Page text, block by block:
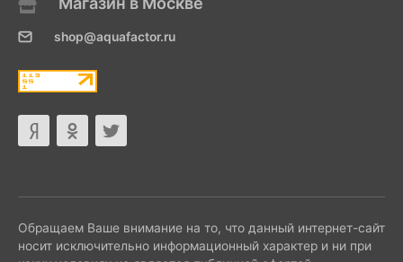
shop@aquafactor.ru
Обращаем Ваше внимание на то, что данный интернет-сайт
носит исключительно информационный характер и ни при